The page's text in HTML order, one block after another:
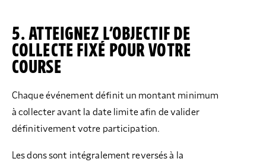
5. ATTEIGNEZ L’OBJECTIF DE
COLLECTE FIXÉ POUR VOTRE
COURSE
Chaque événement définit un montant minimum
à collecter avant la date limite afin de valider
définitivement votre participation.
Les dons sont intégralement reversés à la